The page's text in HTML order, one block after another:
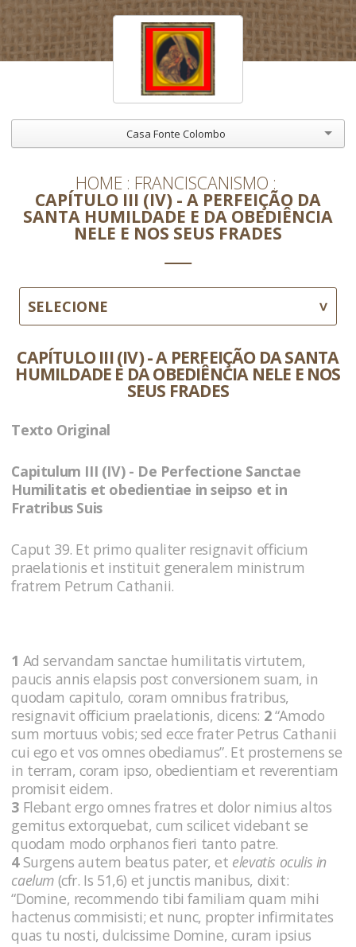
Casa Fonte Colombo
HOME FRANCISCANISMO
CAPÍTULO III (IV) - A PERFEIÇÃO DA
SANTA HUMILDADE E DA OBEDIÊNCIA
NELE E NOS SEUS FRADES
SELECIONE
CAPÍTULO III (IV) - A PERFEIÇÃO DA SANTA
HUMILDADE E DA OBEDIÊNCIA NELE E NOS
SEUS FRADES
Texto Original
Capitulum III (IV) - De Perfectione Sanctae
Humilitatis et obedientiae in seipso et in
Fratribus Suis
Caput 39. Et primo qualiter resignavit officium
praelationis et instituit generalem ministrum
fratrem Petrum Cathanii.
1 Ad servandam sanctae humilitatis virtutem,
paucis annis elapsis post conversionem suam, in
quodam capitulo, coram omnibus fratribus,
resignavit officium praelationis, dicens: 2“Amodo
sum mortuus vobis; sed ecce frater Petrus Cathanii
cui ego et vos omnes obediamus”. Et prosternens se
in terram, coram ipso, obedientiam et reverentiam
promisit eidem.
3 Flebant ergo omnes fratres et dolor nimius altos
gemitus extorquebat, cum scilicet videbant se
quodam modo orphanos fieri tanto patre.
4Surgens autem beatus pater, et elevatis oculis in
caelum (cfr. Is 51,6) et junctis manibus, dixit:
“Domine, recommendo tibi familiam quam mihi
hactenus commisisti; et nunc, propter infirmitates
quas tu nosti, dulcissime Domine, curam ipsius